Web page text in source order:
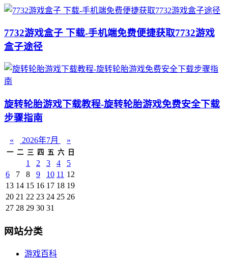
7732游戏盒子 下载-手机端免费便捷获取7732游戏
盒子途径
旋转轮胎游戏下载教程-旋转轮胎游戏免费安全下载
步骤指南
« 2026年7月 »
一 二 三 四 五 六 日
1 2 3 4
5
6
7 8 9 10 11 12
13 14 15 16 17 18 19
20 21 22 23 24 25 26
27 28 29 30 31
网站分类
游戏百科